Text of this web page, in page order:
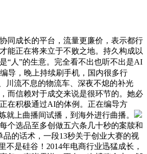
同成长的平台，流量更廉价，表示都行
能正在将来立于不败之地。持久构成以
“人”的生意。完全看不出也听不出是AI
导，晚上持续刷手机，国内很多行
川流不息的物流车、深夜不熄的补光
而信赖对于成交来说是很环节的。她必
在积极通过AI的体例。正在编导方
上曲播间试播，到海外进行曲播。
个选品至多创做五六条几十秒的案牍和
的话术，一段13秒关于创业大赛的视
是硅谷！2014年电商行业迅猛成长，